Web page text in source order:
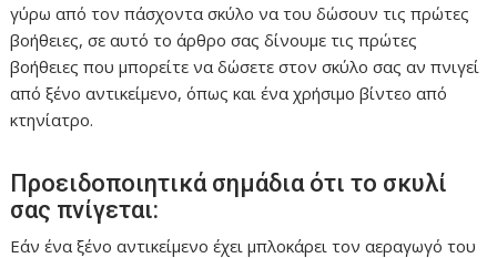
γύρω από τον πάσχοντα σκύλο να του δώσουν τις πρώτες
βοήθειες, σε αυτό το άρθρο σας δίνουμε τις πρώτες
βοήθειες που μπορείτε να δώσετε στον σκύλο σας αν πνιγεί
από ξένο αντικείμενο, όπως και ένα χρήσιμο βίντεο από
κτηνίατρο.
Προειδοποιητικά σημάδια ότι το σκυλί
σας πνίγεται:
Εάν ένα ξένο αντικείμενο έχει μπλοκάρει τον αεραγωγό του